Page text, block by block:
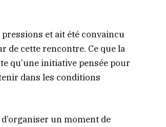
pressions et ait été convaincu
de cette rencontre. Ce que la
qu’une initiative pensée pour
dans les conditions
un moment de